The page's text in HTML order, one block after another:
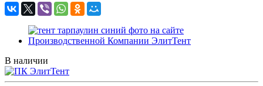
В наличии